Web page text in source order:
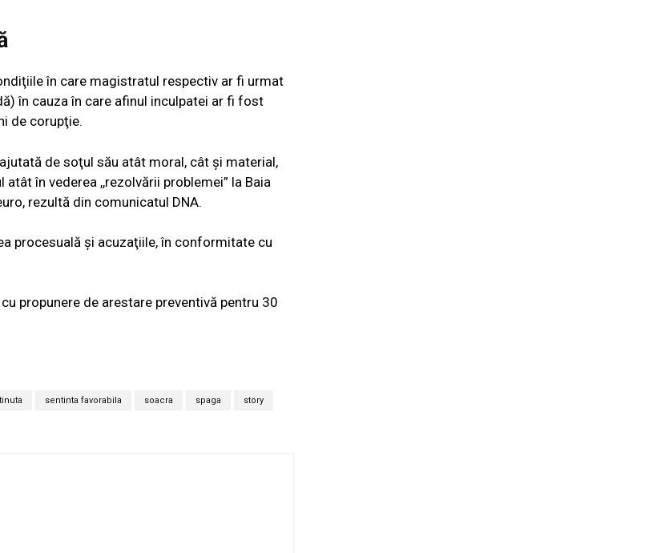
în care magistratul respectiv ar fi urmat
în cauza în care afinul inculpatei ar fi fost
de corupţie.
de soţul său atât moral, cât şi material,
în vederea ,,rezolvării problemei” la Baia
rezultă din comunicatul DNA.
procesuală şi acuzaţiile, în conformitate cu
propunere de arestare preventivă pentru 30
sentinta favorabila soacra spaga story